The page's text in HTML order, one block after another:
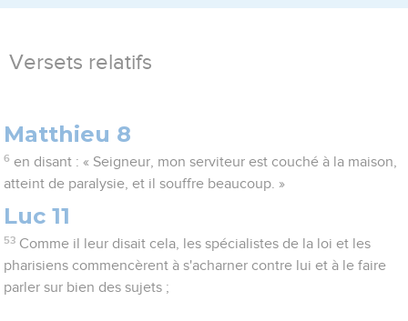
Versets relatifs
Matthieu 8
6 en disant : « Seigneur, mon serviteur est couché à la maison,
atteint de paralysie, et il souffre beaucoup. »
Luc 11
53 Comme il leur disait cela, les spécialistes de la loi et les
pharisiens commencèrent à s'acharner contre lui et à le faire
parler sur bien des sujets ;